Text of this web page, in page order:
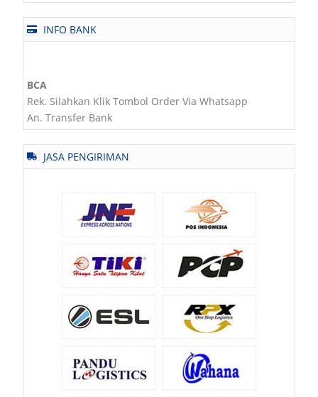
INFO BANK
BCA
Rek. Silahkan Klik Tombol Order Via Whatsapp
An. Transfer Bank
JASA PENGIRIMAN